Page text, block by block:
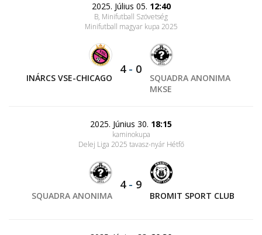
2025. Július 05. 12:40
B, Minifutball Szövetség
Minifutball magyar kupa 2025
INÁRCS VSE-CHICAGO
4- 0
SQUADRA ANONIMA
MKSE
2025. Június 30. 18:15
kaminokupa
Delej Liga 2025 tavasz-nyár Hétfő
SQUADRA ANONIMA
4- 9
BROMIT SPORT CLUB